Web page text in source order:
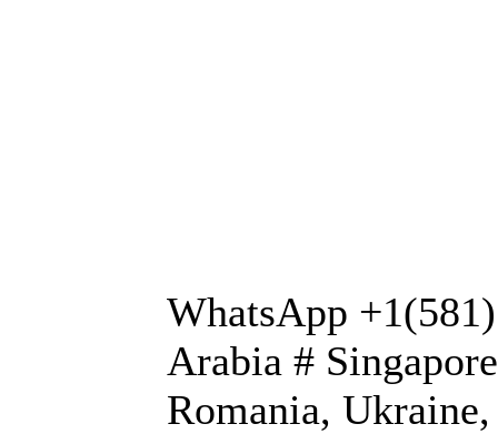
WhatsApp
Arabia #
Romania,